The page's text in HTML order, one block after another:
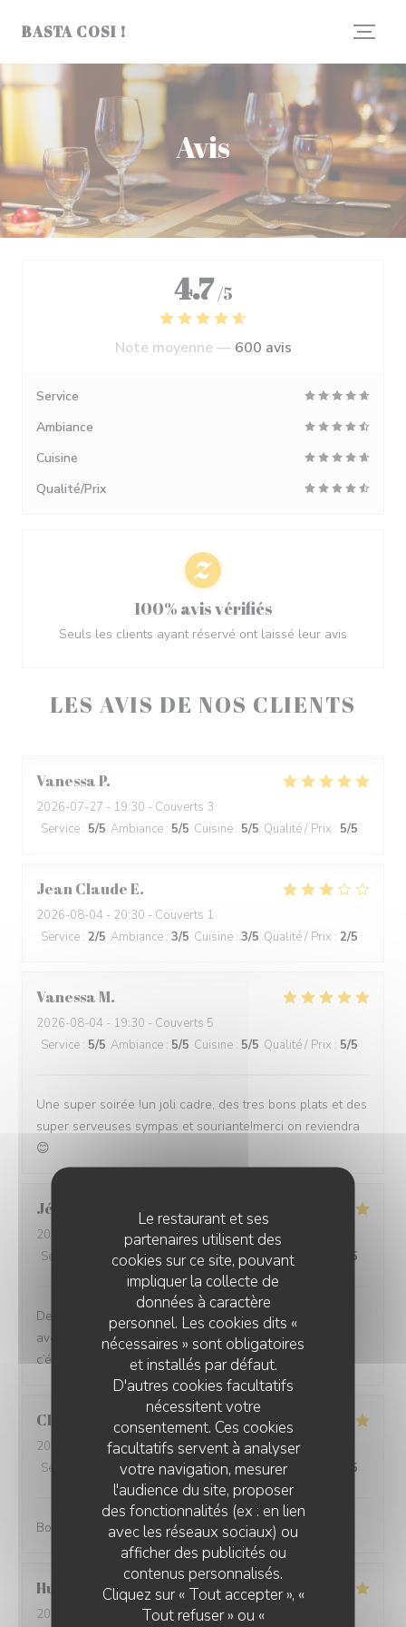
Le restaurant et ses
partenaires utilisent des
cookies sur ce site, pouvant
impliquer la collecte de
données à caractère
personnel. Les cookies dits «
nécessaires » sont obligatoires
et installés par défaut.
D'autres cookies facultatifs
nécessitent votre
consentement. Ces cookies
facultatifs servent à analyser
votre navigation, mesurer
l'audience du site, proposer
des fonctionnalités (ex : en lien
avec les réseaux sociaux) ou
afficher des publicités ou
contenus personnalisés.
Cliquez sur « Tout accepter », «
Tout refuser » ou «
BASTA COSI !
Avis
LES AVIS DE NOS CLIENTS
VanessaP
2026-07-27 - 19:30 - Couverts 3
Service : 5/5 Ambiance : 5/5 Cuisine : 5/5 Qualité / Prix : 5/5
Jean ClaudeE
2026-08-04 - 20:30 - Couverts 1
Service : 2/5 Ambiance : 3/5 Cuisine : 3/5 Qualité / Prix : 2/5
VanessaM
2026-08-04 - 19:30 - Couverts 5
Service : 5/5 Ambiance : 5/5 Cuisine : 5/5 Qualité / Prix : 5/5
Une super soirée !un joli cadre, des tres bons plats et des
super serveuses sympas et souriante!merci on reviendra
😊
Jérôme
2026-08-02
- 12:00 - Couverts 3
Service
Ambiance :5 /5 Cuisine 5/5 Qualité / Prix /5
Des plats d’une très grande qualité, et copieux. Nous
avons pris une salade, du poulpe et des tagliatelles,
c’était excellent.
Claude
2026-08-01
- 20:00 - Couverts 11
Service
Ambiance:5/5 Cuisine :5/5 Qualité / Prix /5
Bon accueil et service. Bonne qualité de la cuisine.
Hugues
2026-08-01
- 19:45 - Couverts 2
4.7 /5
Note moyenne — 600 avis
Service
Ambiance
Cuisine
Qualité/Prix
100% avis vérifiés
Seuls les clients ayant réservé ont laissé leur avis
BASTA COSI !